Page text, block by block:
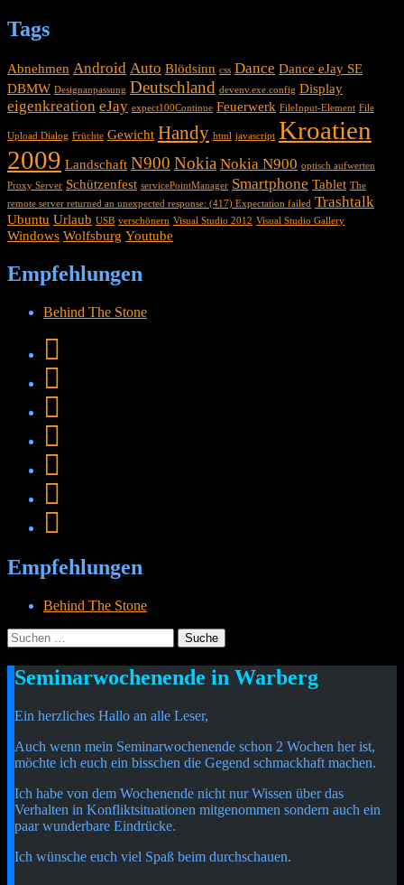
Tags
Abnehmen Android Auto Blödsinn css Dance Dance eJay SE
DBMW Designanpassung Deutschland devenv.exe.config Display
eigenkreation eJay expect100Continue Feuerwerk FileInput-Element File
Upload Dialog Früchte Gewicht Handy html javascript Kroatien
2009 Landschaft N900 Nokia Nokia N900 optisch aufwerten
Proxy Server Schützenfest servicePointManager Smartphone Tablet The
remote server returned an unexpected response: (417) Expectation failed Trashtalk
Ubuntu Urlaub USB verschönern Visual Studio 2012 Visual Studio Gallery
Windows Wolfsburg Youtube
Empfehlungen
Behind The Stone
Empfehlungen
Behind The Stone
Suche
nach:
Cetheus Blog
Seminarwochenende in Warberg
Ein herzliches Hallo an alle Leser,
Auch wenn mein Seminarwochenende schon 2 Wochen her ist,
möchte ich euch ein bisschen die Gegend schmackhaft machen.
Ich habe von dem Wochenende nicht nur Wissen über das
Verhalten in Konfliktsituationen mitgenommen sondern auch ein
paar wunderbare Eindrücke.
Ich wünsche euch viel Spaß beim durchschauen.